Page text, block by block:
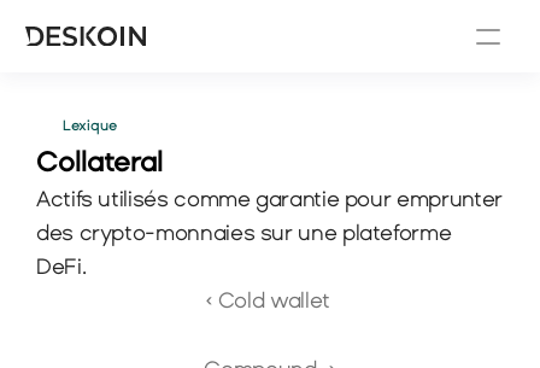
Lexique
Collateral
Actifs utilisés comme garantie pour emprunter
des crypto-monnaies sur une plateforme
DeFi.
‹ Cold wallet